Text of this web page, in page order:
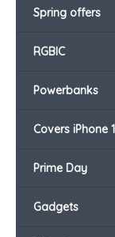
Spring offers
RGBIC
Powerbanks
Covers iPhone
Prime Day
Gadgets